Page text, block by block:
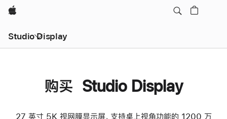
Apple
Studio Display
购买 Studio Display
27 英寸 5K 视网膜显示屏、支持桌上视角功能的 1200 万